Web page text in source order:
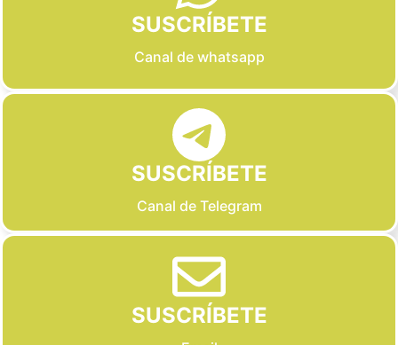
SUSCRÍBETE
Canal de whatsapp
SUSCRÍBETE
Canal de Telegram
SUSCRÍBETE